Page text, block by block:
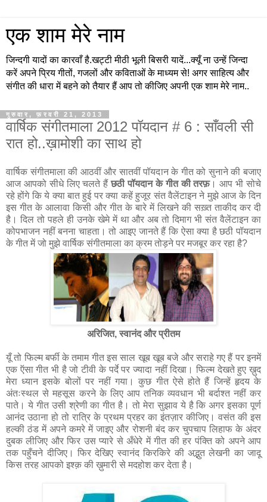
एक शाम मेरे नाम
जिन्दगी यादों का कारवाँ है.खट्टी मीठी भूली बिसरी यादें...क्यूँ ना उन्हें जिन्दा
करें अपने प्रिय गीतों, गजलों और कविताओं के माध्यम से! अगर साहित्य और
संगीत की धारा में बहने को तैयार हैं आप तो कीजिए अपनी एक शाम मेरे नाम..
गुरुवार, फ़रवरी 21, 2013
वार्षिक संगीतमाला 2012 पॉयदान # 6 : साँवली सी
रात हो..ख़ामोशी का साथ हो
वार्षिक संगीतमाला की आठवीं और सातवीं पॉयदान के गीत को सुनाने की बजाए
आज आपको सीधे लिए चलते हैंछठी पॉयदान के गीत की तरफ़। आप भी सोचे
रहे होंगे कि ये क्या बात हुई पर क्या कहें हुजूर संत वैलेंटाइन ने मुझे आज के दिन
इस गीत के आलावा किसी और गीत के बारे में लिखने की सख़्त ताकीद कर दी
है। दिल तो पहले ही उनके खेमे में था और अब तो दिमाग भी संत वैलेंटाइन का
कोपभाजन नहीं बनना चाहता। तो आइए जानते हैं कि ऐसा क्या है छठी पॉयदान
के गीत में जो मुझे वार्षिक संगीतमाला का क्रम तोड़ने पर मजबूर कर रहा है?
अरिजित, स्वानंद और प्रीतम
यूँ तो फिल्म बर्फी के तमाम गीत इस साल खूब खूब बजे और सराहे गए हैं पर इनमें
एक ऍसा गीत भी है जो टीवी के पर्दे पर ज्यादा नहीं दिखा। फिल्म देखते हुए ख़ुद
मेरा ध्यान इसके बोलों पर नहीं गया। कुछ गीत ऐसे होते हैं जिन्हें हृदय के
अंतःस्थल से महसूस करने के लिए आप तनिक व्यवधान भी बर्दाश्त नहीं कर
पाते। ये गीत उसी श्रेणी का गीत है। तो मेरा सुझाव ये है कि अगर इसका पूर्ण
आनंद उठाना हो तो रात्रि के प्रथम प्रहर का इंतज़ार कीजिए। वसंत की इस
हल्की ठंड में अपने कमरे में जाइए और रोशनी बंद कर चुपचाप लिहाफ के अंदर
दुबक लीजिए और फिर उस प्यारे से अँधेरे में गीत की हर पंक्ति को अपने आप
तक पहुँचने दीजिए। फिर देखिए स्वानंद किरकिरे की अद्भुत लेखनी का जादू
किस तरह आपको इश्क़ की ख़ुमारी से मदहोश कर देता है।